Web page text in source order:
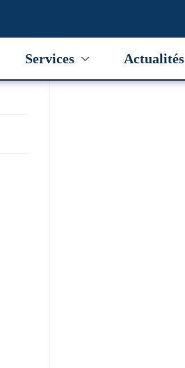
Services Actualités